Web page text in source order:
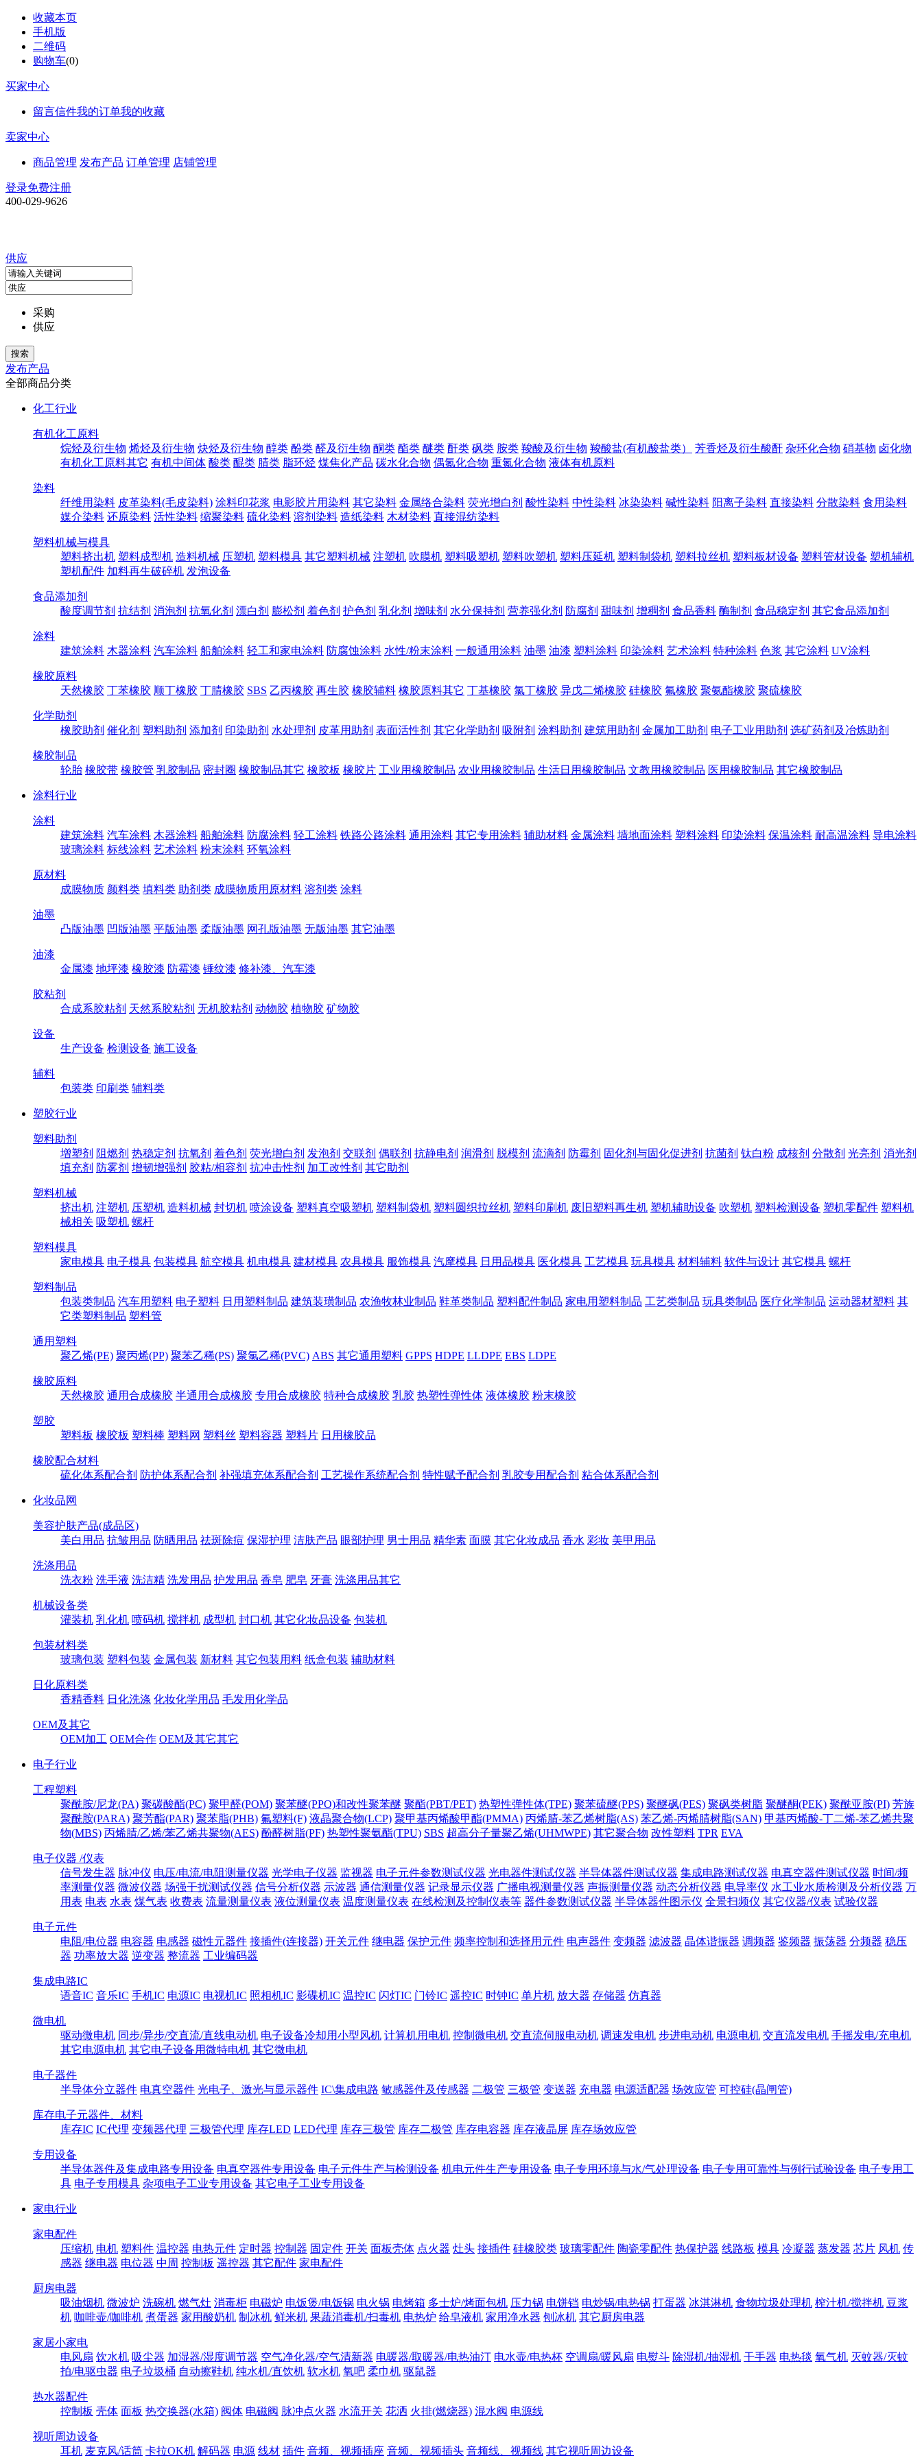
收藏本页
手机版
二维码
购物车(0)
买家中心
留言信件我的订单我的收藏
卖家中心
商品管理 发布产品 订单管理 店铺管理
登录免费注册
400-029-9626
供应
采购
供应
发布产品
全部商品分类
化工行业
有机化工原料
烷烃及衍生物 烯烃及衍生物 炔烃及衍生物 醇类 酚类 醛及衍生物 酮类 酯类 醚类 酐类 砜类 胺类 羧酸及衍生物 羧酸盐(有机酸盐类） 芳香烃及衍生酸酐 杂环化合物 硝基物 卤化物
有机化工原料其它 有机中间体 酸类 醌类 腈类 脂环烃 煤焦化产品 碳水化合物 偶氮化合物 重氮化合物 液体有机原料
染料
纤维用染料 皮革染料(毛皮染料) 涂料印花浆 电影胶片用染料 其它染料 金属络合染料 荧光增白剂 酸性染料 中性染料 冰染染料 碱性染料 阳离子染料 直接染料 分散染料 食用染料
媒介染料 还原染料 活性染料 缩聚染料 硫化染料 溶剂染料 造纸染料 木材染料 直接混纺染料
塑料机械与模具
塑料挤出机 塑料成型机 造料机械 压塑机 塑料模具 其它塑料机械 注塑机 吹膜机 塑料吸塑机 塑料吹塑机 塑料压延机 塑料制袋机 塑料拉丝机 塑料板材设备 塑料管材设备 塑机辅机
塑机配件 加料再生破碎机 发泡设备
食品添加剂
酸度调节剂 抗结剂 消泡剂 抗氧化剂 漂白剂 膨松剂 着色剂 护色剂 乳化剂 增味剂 水分保持剂 营养强化剂 防腐剂 甜味剂 增稠剂 食品香料 酶制剂 食品稳定剂 其它食品添加剂
涂料
建筑涂料 木器涂料 汽车涂料 船舶涂料 轻工和家电涂料 防腐蚀涂料 水性/粉末涂料 一般通用涂料 油墨 油漆 塑料涂料 印染涂料 艺术涂料 特种涂料 色浆 其它涂料 UV涂料
橡胶原料
天然橡胶 丁苯橡胶 顺丁橡胶 丁腈橡胶 SBS 乙丙橡胶 再生胶 橡胶辅料 橡胶原料其它 丁基橡胶 氯丁橡胶 异戊二烯橡胶 硅橡胶 氟橡胶 聚氨酯橡胶 聚硫橡胶
化学助剂
橡胶助剂 催化剂 塑料助剂 添加剂 印染助剂 水处理剂 皮革用助剂 表面活性剂 其它化学助剂 吸附剂 涂料助剂 建筑用助剂 金属加工助剂 电子工业用助剂 选矿药剂及冶炼助剂
橡胶制品
轮胎 橡胶带 橡胶管 乳胶制品 密封圈 橡胶制品其它 橡胶板 橡胶片 工业用橡胶制品 农业用橡胶制品 生活日用橡胶制品 文教用橡胶制品 医用橡胶制品 其它橡胶制品
涂料行业
涂料
建筑涂料 汽车涂料 木器涂料 船舶涂料 防腐涂料 轻工涂料 铁路公路涂料 通用涂料 其它专用涂料 辅助材料 金属涂料 墙地面涂料 塑料涂料 印染涂料 保温涂料 耐高温涂料 导电涂料
玻璃涂料 标线涂料 艺术涂料 粉末涂料 环氧涂料
原材料
成膜物质 颜料类 填料类 助剂类 成膜物质用原材料 溶剂类 涂料
油墨
凸版油墨 凹版油墨 平版油墨 柔版油墨 网孔版油墨 无版油墨 其它油墨
油漆
金属漆 地坪漆 橡胶漆 防霉漆 锤纹漆 修补漆、汽车漆
胶粘剂
合成系胶粘剂 天然系胶粘剂 无机胶粘剂 动物胶 植物胶 矿物胶
设备
生产设备 检测设备 施工设备
辅料
包装类 印刷类 辅料类
塑胶行业
塑料助剂
增塑剂 阻燃剂 热稳定剂 抗氧剂 着色剂 荧光增白剂 发泡剂 交联剂 偶联剂 抗静电剂 润滑剂 脱模剂 流滴剂 防霉剂 固化剂与固化促进剂 抗菌剂 钛白粉 成核剂 分散剂 光亮剂 消光剂
填充剂 防雾剂 增韧增强剂 胶粘/相容剂 抗冲击性剂 加工改性剂 其它助剂
塑料机械
挤出机 注塑机 压塑机 造料机械 封切机 喷涂设备 塑料真空吸塑机 塑料制袋机 塑料圆织拉丝机 塑料印刷机 废旧塑料再生机 塑机辅助设备 吹塑机 塑料检测设备 塑机零配件 塑料机
械相关 吸塑机 螺杆
塑料模具
家电模具 电子模具 包装模具 航空模具 机电模具 建材模具 农具模具 服饰模具 汽摩模具 日用品模具 医化模具 工艺模具 玩具模具 材料辅料 软件与设计 其它模具 螺杆
塑料制品
包装类制品 汽车用塑料 电子塑料 日用塑料制品 建筑装璜制品 农渔牧林业制品 鞋革类制品 塑料配件制品 家电用塑料制品 工艺类制品 玩具类制品 医疗化学制品 运动器材塑料 其
它类塑料制品 塑料管
通用塑料
聚乙烯(PE) 聚丙烯(PP) 聚苯乙稀(PS) 聚氯乙稀(PVC) ABS 其它通用塑料 GPPS HDPE LLDPE EBS LDPE
橡胶原料
天然橡胶 通用合成橡胶 半通用合成橡胶 专用合成橡胶 特种合成橡胶 乳胶 热塑性弹性体 液体橡胶 粉末橡胶
塑胶
塑料板 橡胶板 塑料棒 塑料网 塑料丝 塑料容器 塑料片 日用橡胶品
橡胶配合材料
硫化体系配合剂 防护体系配合剂 补强填充体系配合剂 工艺操作系统配合剂 特性赋予配合剂 乳胶专用配合剂 粘合体系配合剂
化妆品网
美容护肤产品(成品区)
美白用品 抗皱用品 防晒用品 祛斑除痘 保湿护理 洁肤产品 眼部护理 男士用品 精华素 面膜 其它化妆成品 香水 彩妆 美甲用品
洗涤用品
洗衣粉 洗手液 洗洁精 洗发用品 护发用品 香皂 肥皂 牙膏 洗涤用品其它
机械设备类
灌装机 乳化机 喷码机 搅拌机 成型机 封口机 其它化妆品设备 包装机
包装材料类
玻璃包装 塑料包装 金属包装 新材料 其它包装用料 纸盒包装 辅助材料
日化原料类
香精香料 日化洗涤 化妆化学用品 毛发用化学品
OEM及其它
OEM加工 OEM合作 OEM及其它其它
电子行业
工程塑料
聚酰胺/尼龙(PA) 聚碳酸酯(PC) 聚甲醛(POM) 聚苯醚(PPO)和改性聚苯醚 聚酯(PBT/PET) 热塑性弹性体(TPE) 聚苯硫醚(PPS) 聚醚砜(PES) 聚砜类树脂 聚醚酮(PEK) 聚酰亚胺(PI) 芳族
聚酰胺(PARA) 聚芳酯(PAR) 聚苯脂(PHB) 氟塑料(F) 液晶聚合物(LCP) 聚甲基丙烯酸甲酯(PMMA) 丙烯腈-苯乙烯树脂(AS) 苯乙烯-丙烯腈树脂(SAN) 甲基丙烯酸-丁二烯-苯乙烯共聚
物(MBS) 丙烯腈/乙烯/苯乙烯共聚物(AES) 酚醛树脂(PF) 热塑性聚氨酯(TPU) SBS 超高分子量聚乙烯(UHMWPE) 其它聚合物 改性塑料 TPR EVA
电子仪器 /仪表
信号发生器 脉冲仪 电压/电流/电阻测量仪器 光学电子仪器 监视器 电子元件参数测试仪器 光电器件测试仪器 半导体器件测试仪器 集成电路测试仪器 电真空器件测试仪器 时间/频
率测量仪器 微波仪器 场强干扰测试仪器 信号分析仪器 示波器 通信测量仪器 记录显示仪器 广播电视测量仪器 声振测量仪器 动态分析仪器 电导率仪 水工业水质检测及分析仪器 万
用表 电表 水表 煤气表 收费表 流量测量仪表 液位测量仪表 温度测量仪表 在线检测及控制仪表等 器件参数测试仪器 半导体器件图示仪 全景扫频仪 其它仪器/仪表 试验仪器
电子元件
电阻/电位器 电容器 电感器 磁性元器件 接插件(连接器) 开关元件 继电器 保护元件 频率控制和选择用元件 电声器件 变频器 滤波器 晶体谐振器 调频器 鉴频器 振荡器 分频器 稳压
器 功率放大器 逆变器 整流器 工业编码器
集成电路IC
语音IC 音乐IC 手机IC 电源IC 电视机IC 照相机IC 影碟机IC 温控IC 闪灯IC 门铃IC 遥控IC 时钟IC 单片机 放大器 存储器 仿真器
微电机
驱动微电机 同步/异步/交直流/直线电动机 电子设备冷却用小型风机 计算机用电机 控制微电机 交直流伺服电动机 调速发电机 步进电动机 电源电机 交直流发电机 手摇发电/充电机
其它电源电机 其它电子设备用微特电机 其它微电机
电子器件
半导体分立器件 电真空器件 光电子、激光与显示器件 IC\集成电路 敏感器件及传感器 二极管 三极管 变送器 充电器 电源适配器 场效应管 可控硅(晶闸管)
库存电子元器件、材料
库存IC IC代理 变频器代理 三极管代理 库存LED LED代理 库存三极管 库存二极管 库存电容器 库存液晶屏 库存场效应管
专用设备
半导体器件及集成电路专用设备 电真空器件专用设备 电子元件生产与检测设备 机电元件生产专用设备 电子专用环境与水/气处理设备 电子专用可靠性与例行试验设备 电子专用工
具 电子专用模具 杂项电子工业专用设备 其它电子工业专用设备
家电行业
家电配件
压缩机 电机 塑料件 温控器 电热元件 定时器 控制器 固定件 开关 面板壳体 点火器 灶头 接插件 硅橡胶类 玻璃零配件 陶瓷零配件 热保护器 线路板 模具 冷凝器 蒸发器 芯片 风机 传
感器 继电器 电位器 中周 控制板 遥控器 其它配件 家电配件
厨房电器
吸油烟机 微波炉 洗碗机 燃气灶 消毒柜 电磁炉 电饭煲/电饭锅 电火锅 电烤箱 多士炉/烤面包机 压力锅 电饼铛 电炒锅/电热锅 打蛋器 冰淇淋机 食物垃圾处理机 榨汁机/搅拌机 豆浆
机 咖啡壶/咖啡机 煮蛋器 家用酸奶机 制冰机 鲜米机 果蔬消毒机/扫毒机 电热炉 给皂液机 家用净水器 刨冰机 其它厨房电器
家居小家电
电风扇 饮水机 吸尘器 加湿器/湿度调节器 空气净化器/空气清新器 电暖器/取暖器/电热油汀 电水壶/电热杯 空调扇/暖风扇 电熨斗 除湿机/抽湿机 干手器 电热毯 氧气机 灭蚊器/灭蚊
拍/电驱虫器 电子垃圾桶 自动擦鞋机 纯水机/直饮机 软水机 氧吧 柔巾机 驱鼠器
热水器配件
控制板 壳体 面板 热交换器(水箱) 阀体 电磁阀 脉冲点火器 水流开关 花洒 火排(燃烧器) 混水阀 电源线
视听周边设备
耳机 麦克风/话筒 卡拉OK机 解码器 电源 线材 插件 音频、视频插座 音频、视频插头 音频线、视频线 其它视听周边设备